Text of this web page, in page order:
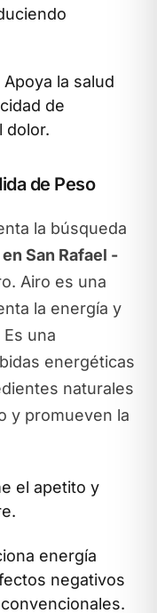
Apoya la salud
de
dolor.
de Peso
la búsqueda
San Rafael -
Airo es una
la energía y
una
energéticas
naturales
y promueven la
el apetito y
energía
negativos